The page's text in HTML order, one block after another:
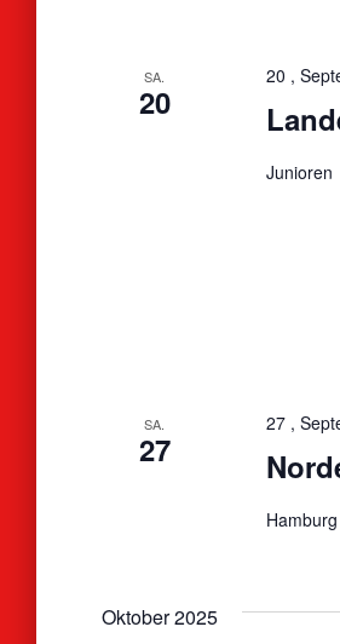
SA.
20
20 ,
Junioren
SA.
27
27 ,
Oktober 2025